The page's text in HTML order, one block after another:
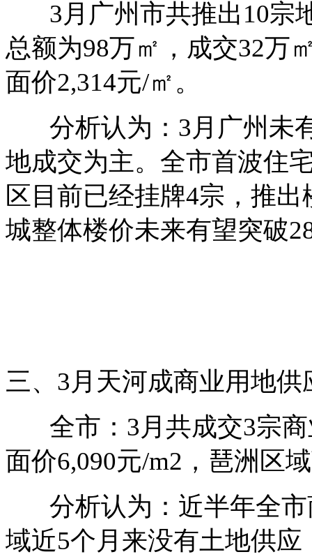
3月广州市共推出10宗
总额为98万㎡，成交32万
面价2,314元/㎡。
分析认为：3月广州未
地成交为主。全市首波住
区目前已经挂牌4宗，推
城整体楼价未来有望突破
三、3月天河成商业用地供
全市：3月共成交3宗商
面价6,090元/m2，琶洲区
分析认为：近半年全市
域近5个月来没有土地供